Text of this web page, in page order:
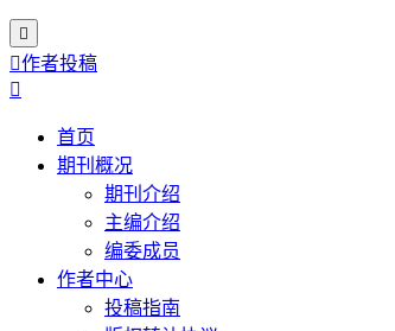

作者投稿

首页
期刊概况
期刊介绍
主编介绍
编委成员
作者中心
投稿指南